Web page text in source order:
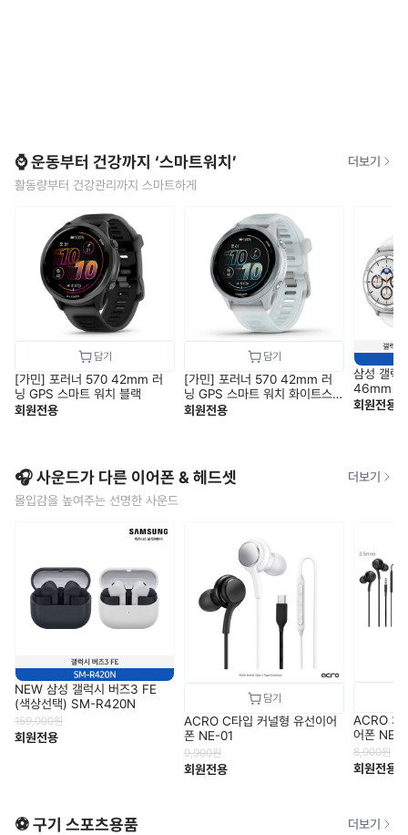
⌚ 운동부터 건강까지 ‘스마트워치’
활동량부터 건강관리까지 스마트하게
더보기
[가민] 포러너 570 42mm 러
닝 GPS 스마트 워치 블랙
회원전용
[가민] 포러너 570 42mm 러
닝 GPS 스마트 워치 화이트스
톤
회원전용
삼성 갤럭
46mm 블
1) SM-
회원전용
🎧 사운드가 다른 이어폰 & 헤드셋
몰입감을 높여주는 선명한 사운드
더보기
NEW 삼성 갤럭시 버즈3 FE
(색상선택) SM-R420N
159,000원
회원전용
ACRO C타입 커널형 유선이어
폰 NE-01
9,900원
회원전용
ACRO
어폰 NE-
8,900원
회원전용
⚽ 구기 스포츠용품 더보기